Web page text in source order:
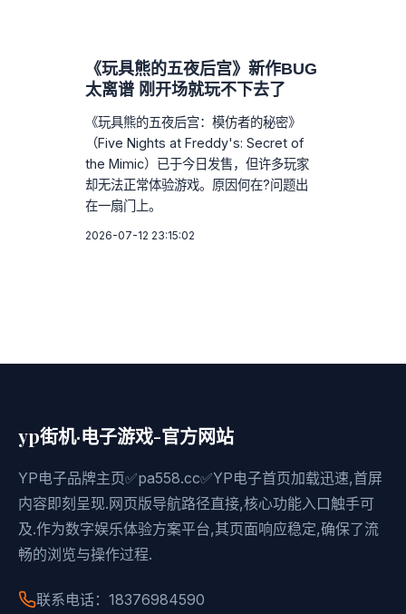
《玩具熊的五夜后宫》新作BUG
太离谱 刚开场就玩不下去了
《玩具熊的五夜后宫：模仿者的秘密》
（Five Nights at Freddy's: Secret of
the Mimic）已于今日发售，但许多玩家
却无法正常体验游戏。原因何在?问题出
在一扇门上。
2026-07-12 23:15:02
yp街机·电子游戏-官方网站
YP电子品牌主页✅pa558.cc✅YP电子首页加载迅速,首屏
内容即刻呈现.网页版导航路径直接,核心功能入口触手可
及.作为数字娱乐体验方案平台,其页面响应稳定,确保了流
畅的浏览与操作过程.
联系电话：18376984590